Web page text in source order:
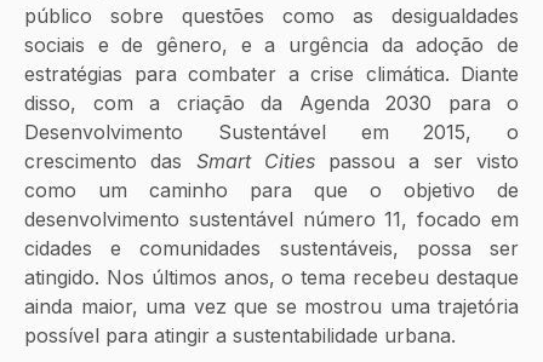
público sobre questões como as desigualdades
sociais e de gênero, e a urgência da adoção de
estratégias para combater a crise climática. Diante
disso, com a criação da Agenda 2030 para o
Desenvolvimento Sustentável em 2015, o
crescimento das Smart Cities passou a ser visto
como um caminho para que o objetivo de
desenvolvimento sustentável número 11, focado em
cidades e comunidades sustentáveis, possa ser
atingido. Nos últimos anos, o tema recebeu destaque
ainda maior, uma vez que se mostrou uma trajetória
possível para atingir a sustentabilidade urbana.